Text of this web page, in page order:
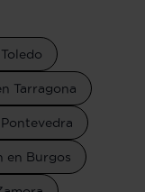
Tarragona
en Burgos